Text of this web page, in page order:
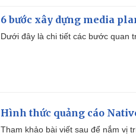
6 bước xây dựng media
Dưới đây là chi tiết các bước quan
Hình thức quảng cáo
Tham khảo bài viết sau để nắm vị